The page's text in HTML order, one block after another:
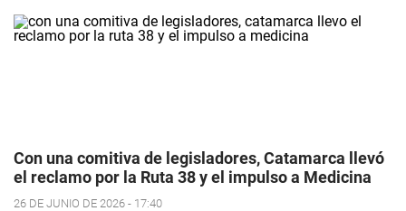
Con una comitiva de legisladores, Catamarca llevó
el reclamo por la Ruta 38 y el impulso a Medicina
26 DE JUNIO DE 2026 - 17:40